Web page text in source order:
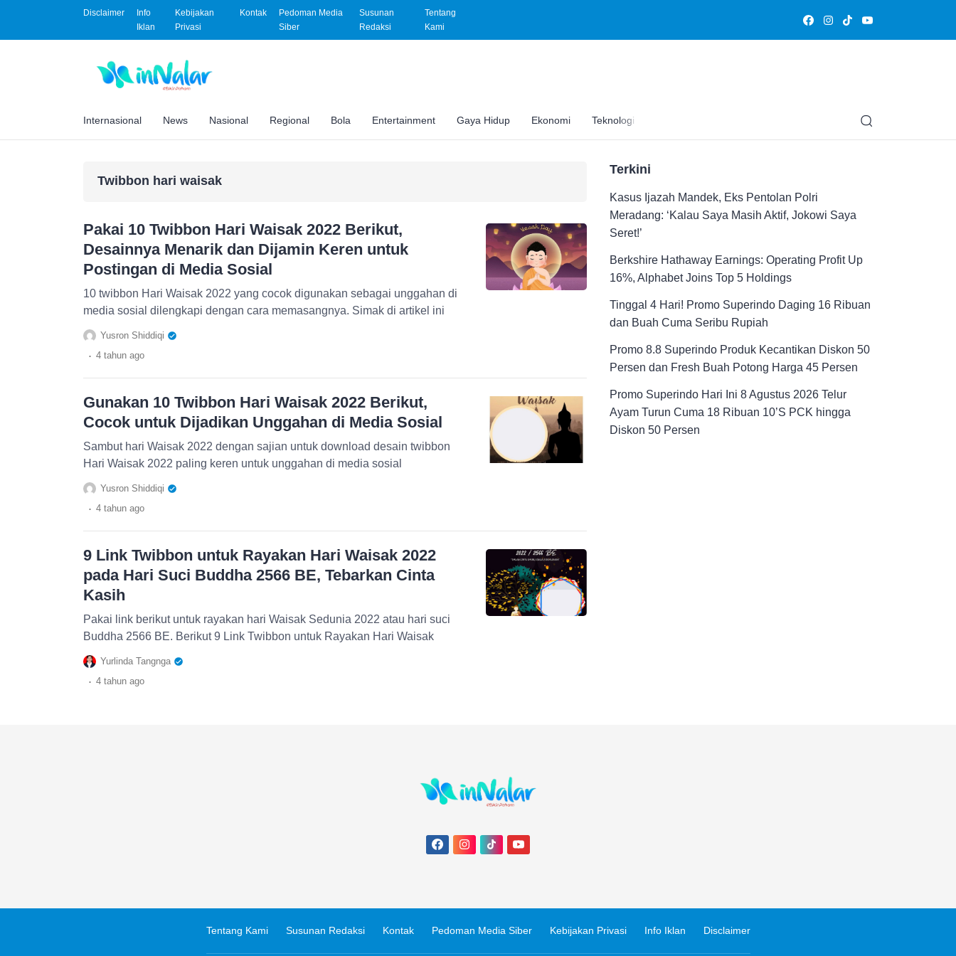
Disclaimer
Info
Iklan
Kebijakan
Privasi
Kontak
Pedoman Media
Siber
Susunan
Redaksi
Tentang
Kami
Internasional News Nasional Regional Bola Entertainment Gaya Hidup Ekonomi Teknologi Edukasi
Twibbon hari waisak
Pakai 10 Twibbon Hari Waisak 2022 Berikut,
Desainnya Menarik dan Dijamin Keren untuk
Postingan di Media Sosial
10 twibbon Hari Waisak 2022 yang cocok digunakan sebagai unggahan di
media sosial dilengkapi dengan cara memasangnya. Simak di artikel ini
Yusron Shiddiqi
. 4 tahun ago
Gunakan 10 Twibbon Hari Waisak 2022 Berikut,
Cocok untuk Dijadikan Unggahan di Media Sosial
Sambut hari Waisak 2022 dengan sajian untuk download desain twibbon
Hari Waisak 2022 paling keren untuk unggahan di media sosial
Yusron Shiddiqi
. 4 tahun ago
9 Link Twibbon untuk Rayakan Hari Waisak 2022
pada Hari Suci Buddha 2566 BE, Tebarkan Cinta
Kasih
Pakai link berikut untuk rayakan hari Waisak Sedunia 2022 atau hari suci
Buddha 2566 BE. Berikut 9 Link Twibbon untuk Rayakan Hari Waisak
Yurlinda Tangnga
. 4 tahun ago
Terkini
Kasus Ijazah Mandek, Eks Pentolan Polri
Meradang: ‘Kalau Saya Masih Aktif, Jokowi Saya
Seret!’
Berkshire Hathaway Earnings: Operating Profit Up
16%, Alphabet Joins Top 5 Holdings
Tinggal 4 Hari! Promo Superindo Daging 16 Ribuan
dan Buah Cuma Seribu Rupiah
Promo 8.8 Superindo Produk Kecantikan Diskon 50
Persen dan Fresh Buah Potong Harga 45 Persen
Promo Superindo Hari Ini 8 Agustus 2026 Telur
Ayam Turun Cuma 18 Ribuan 10’S PCK hingga
Diskon 50 Persen
Tentang Kami Susunan Redaksi Kontak Pedoman Media Siber Kebijakan Privasi Info Iklan Disclaimer